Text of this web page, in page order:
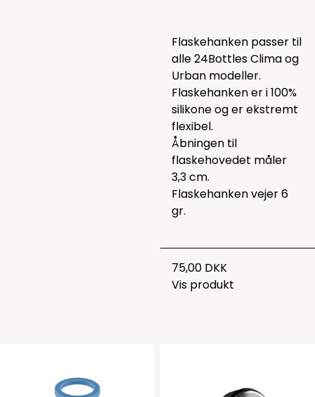
Flaskehanken passer til
alle 24Bottles Clima og
Urban modeller.
Flaskehanken er i 100%
silikone og er ekstremt
flexibel.
Åbningen til
flaskehovedet måler
3,3 cm.
Flaskehanken vejer 6
gr.
75,00 DKK
Vis produkt